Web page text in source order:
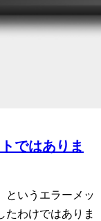
ではありま
というエラーメッ
たわけではありま